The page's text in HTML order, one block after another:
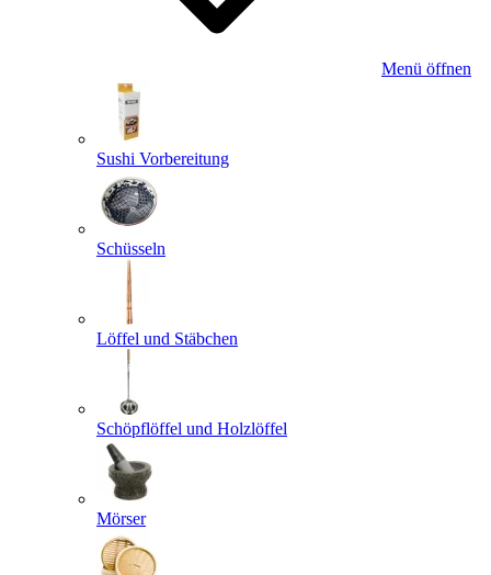
Menü öffnen
Sushi Vorbereitung
Schüsseln
Löffel und Stäbchen
Schöpflöffel und Holzlöffel
Mörser